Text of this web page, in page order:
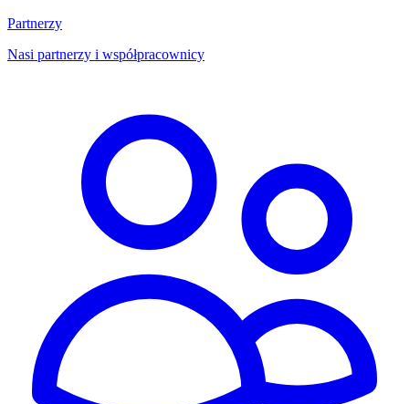
Partnerzy
Nasi partnerzy i współpracownicy